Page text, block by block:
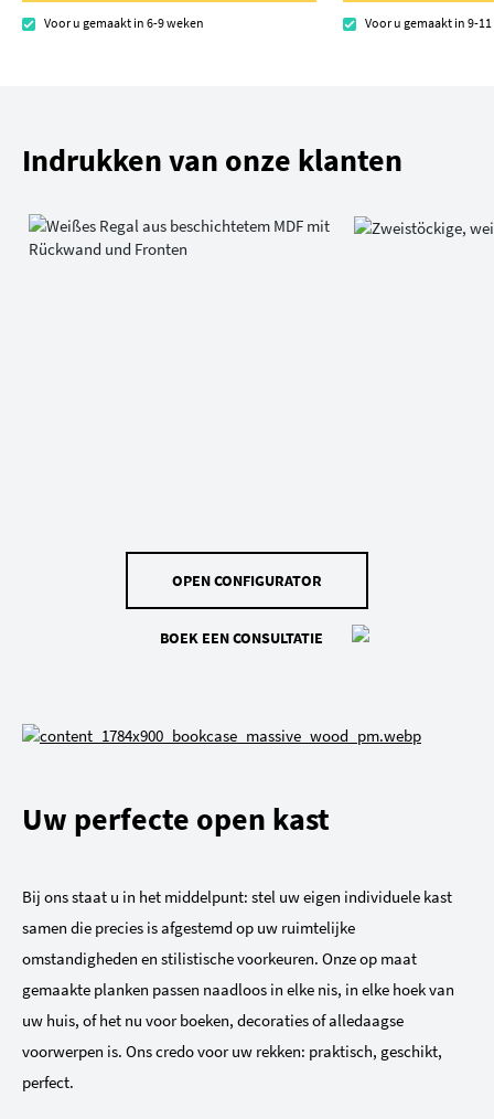
Voor u gemaakt in 6-9 weken Voor u gemaakt in 9-
Indrukken van onze klanten
OPEN CONFIGURATOR
BOEK EEN CONSULTATIE
Uw perfecte open kast
Bij ons staat u in het middelpunt: stel uw eigen individuele kast
samen die precies is afgestemd op uw ruimtelijke
omstandigheden en stilistische voorkeuren. Onze op maat
gemaakte planken passen naadloos in elke nis, in elke hoek van
uw huis, of het nu voor boeken, decoraties of alledaagse
voorwerpen is. Ons credo voor uw rekken: praktisch, geschikt,
perfect.